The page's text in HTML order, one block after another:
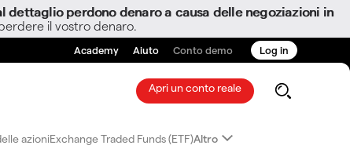
dettaglio perdono denaro a causa delle negoziazioni in
il vostro denaro.
Academy Aiuto Conto demo Log in
Apri un conto reale
azioniExchange Traded Funds (ETF)Altro